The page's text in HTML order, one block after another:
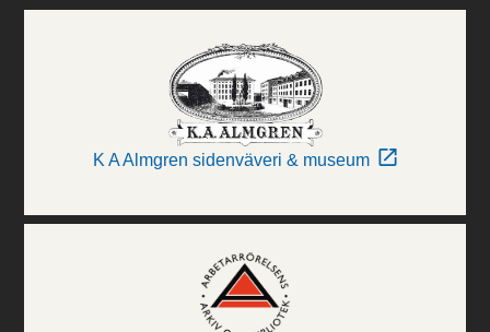
K A Almgren sidenväveri & museum